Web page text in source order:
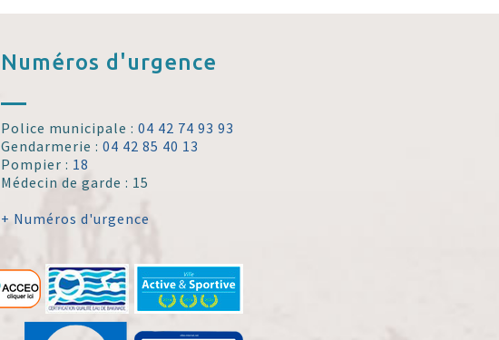
Numéros d'urgence
Police municipale :04 42 74 93 93
Gendarmerie :04 42 85 40 13
Pompier : 18
Médecin de garde : 15
+ Numéros d'urgence